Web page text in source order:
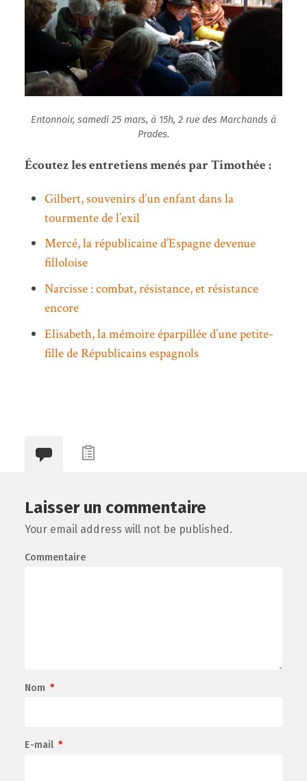
Entonnoir, samedi 25 mars, à 15h, 2 rue des Marchands à
Prades.
Écoutez les entretiens menés par Timothée :
Gilbert, souvenirs d’un enfant dans la
tourmente de l’exil
Mercé, la républicaine d’Espagne devenue
filloloise
Narcisse : combat, résistance, et résistance
encore
Elisabeth, la mémoire éparpillée d’une petite-
fille de Républicains espagnols
Laisser un commentaire
Your email address will not be published.
Commentaire
Nom *
E-mail *